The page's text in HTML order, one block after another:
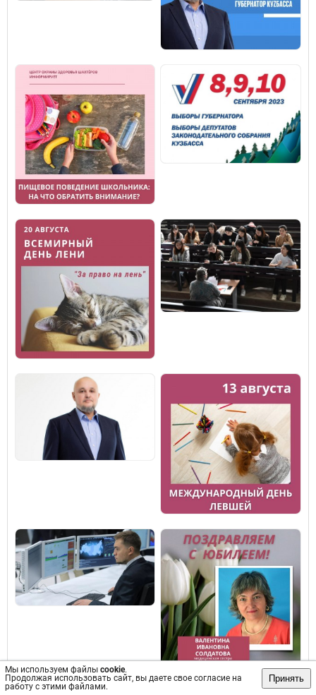
Мы используем файлы cookie.
Продолжая использовать сайт, вы даете свое согласие на
работу с этими файлами.
Принять